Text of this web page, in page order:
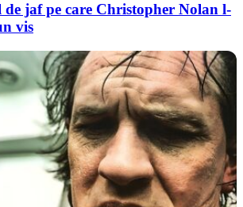
jaf pe care Christopher Nolan l-
vis